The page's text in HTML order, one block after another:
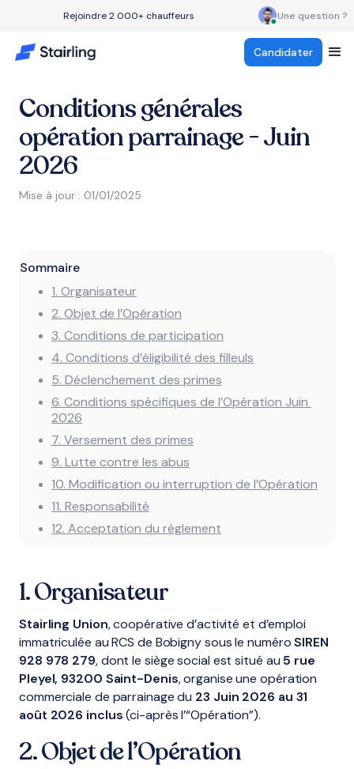
Rejoindre 2 000+ chauffeurs Une question ?
Candidater
Conditions générales
opération parrainage - Juin
2026
Mise à jour : 01/01/2025
1. Organisateur
Stairling Union, coopérative d’activité et d’emploi
immatriculée au RCS de Bobigny sous le numéroSIREN
928 978 279, dont le siège social est situé au 5 rue
Pleyel, 93200 Saint-Denis, organise une opération
commerciale de parrainage du 23 Juin 2026 au 31
août 2026 inclus(ci-après l’“Opération”).
2. Objet de l’Opération
Sommaire
1. Organisateur
2. Objet de l’Opération
3. Conditions de participation
4. Conditions d’éligibilité des filleuls
5. Déclenchement des primes
6. Conditions spécifiques de l’Opération Juin
2026
7. Versement des primes
9. Lutte contre les abus
10. Modification ou interruption de l’Opération
11. Responsabilité
12. Acceptation du règlement